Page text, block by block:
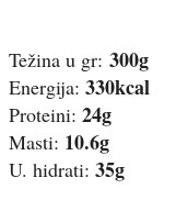
Težina u gr: 300g
Energija: 330kcal
Proteini: 24g
Masti: 10.6g
U. hidrati: 35g